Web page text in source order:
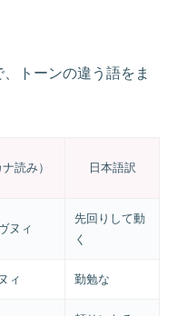
トーンの違う語をま
読み） 日本語訳
ヌィ
先回りして動
く
ィ 勤勉な